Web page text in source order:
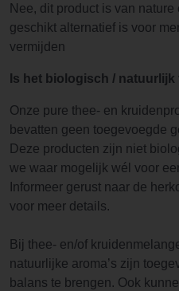
Nee, dit product is van
geschikt alternatief is voor
vermijden
Is het biologisch / natuurlijk
Onze pure thee- en
bevatten geen toegevoegde
Deze producten zijn niet
we waar mogelijk wél voor
Informeer gerust naar de
voor meer details.
Bij thee- en/of
natuurlijke aroma’s zijn
balans te brengen. Ook